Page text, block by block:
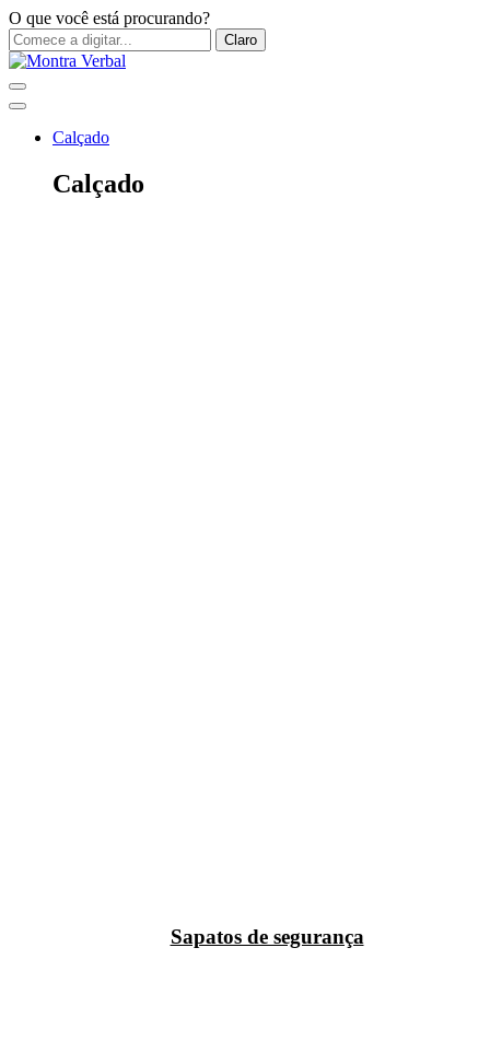
O que você está procurando?
Claro
Calçado
Calçado
Sapatos de segurança